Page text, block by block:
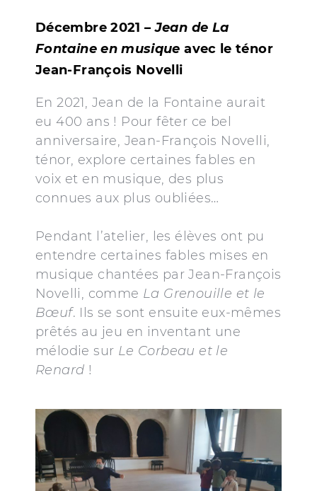
Décembre 2021 –Jean de La
Fontaine en musique avec le ténor
Jean-François Novelli
En 2021, Jean de la Fontaine aurait
eu 400 ans ! Pour fêter ce bel
anniversaire, Jean-François Novelli,
ténor, explore certaines fables en
voix et en musique, des plus
connues aux plus oubliées…
Pendant l’atelier, les élèves ont pu
entendre certaines fables mises en
musique chantées par Jean-François
Novelli, comme La Grenouille et le
Bœuf. Ils se sont ensuite eux-mêmes
prêtés au jeu en inventant une
mélodie sur Le Corbeau et le
Renard !